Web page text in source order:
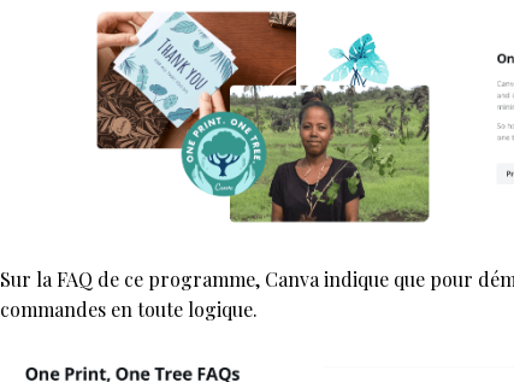
Sur la FAQ de ce programme, Canva indique que pour
commandes en toute logique.